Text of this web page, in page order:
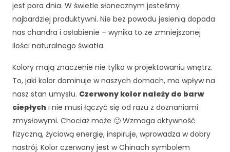
jest pora dnia. W świetle słonecznym jesteśmy
najbardziej produktywni. Nie bez powodu jesienią dopada
nas chandra i osłabienie – wynika to ze zmniejszonej
ilości naturalnego światła.
Kolory mają znaczenie nie tylko w projektowaniu wnętrz.
To, jaki kolor dominuje w naszych domach, ma wpływ na
nasz stan umysłu. Czerwony kolor należy do barw
ciepłych i nie musi łączyć się od razu z doznaniami
zmysłowymi. Chociaż może 🙂 Wzmaga aktywność
fizyczną, życiową energię, inspiruje, wprowadza w dobry
nastrój. Kolor czerwony jest w Chinach symbolem